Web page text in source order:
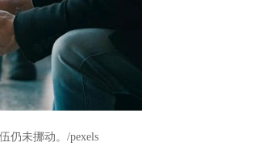
仍未挪动。/pexels